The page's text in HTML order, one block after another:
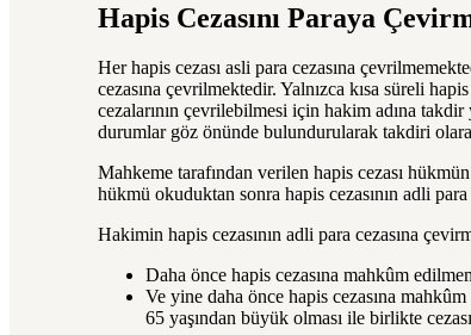
Hapis Cezasını Paraya
Her hapis cezası asli para cezasına
cezasına çevrilmektedir. Yalnızca kısa süreli
cezalarının çevrilebilmesi için hakim adına
durumlar göz önünde bulundurularak takdiri
Mahkeme tarafından verilen hapis cezası
hükmü okuduktan sonra hapis cezasının adli
Hakimin hapis cezasının adli para cezasına
Daha önce hapis cezasına mahkûm
Ve yine daha önce hapis cezasına
65 yaşından büyük olması ile birlikte